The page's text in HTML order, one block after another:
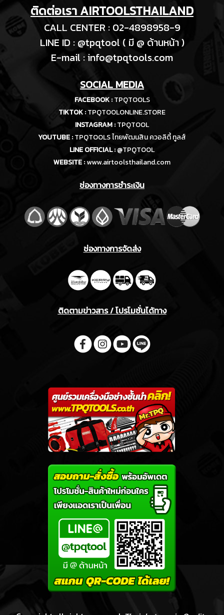
ติดต่อเรา AIRTOOLSTHAILAND
CALL CENTER : 02-4898958-9
LINE ID : @tpqtool ( มี @ ด้านหน้า )
E-mail :info@tpqtools.com
SOCIAL MEDIA
FACEBOOK : TPQTOOLS
TIKTOK :TPQTOOLONLINE.STORE
INSTAGRAM :TPQTOOL
YOUTUBE :TPQTOOLS ไทยพัฒนสิน ควอลิตี้ ทูลส์
LINE OFFICIAL :@TPQTOOL
WEBSITE :www.airtoolsthailand.com
ช่องทางการชำระเงิน
ช่องทางการจัดส่ง
ติดตามข่าวสาร / โปรโมชั่นได้ทาง